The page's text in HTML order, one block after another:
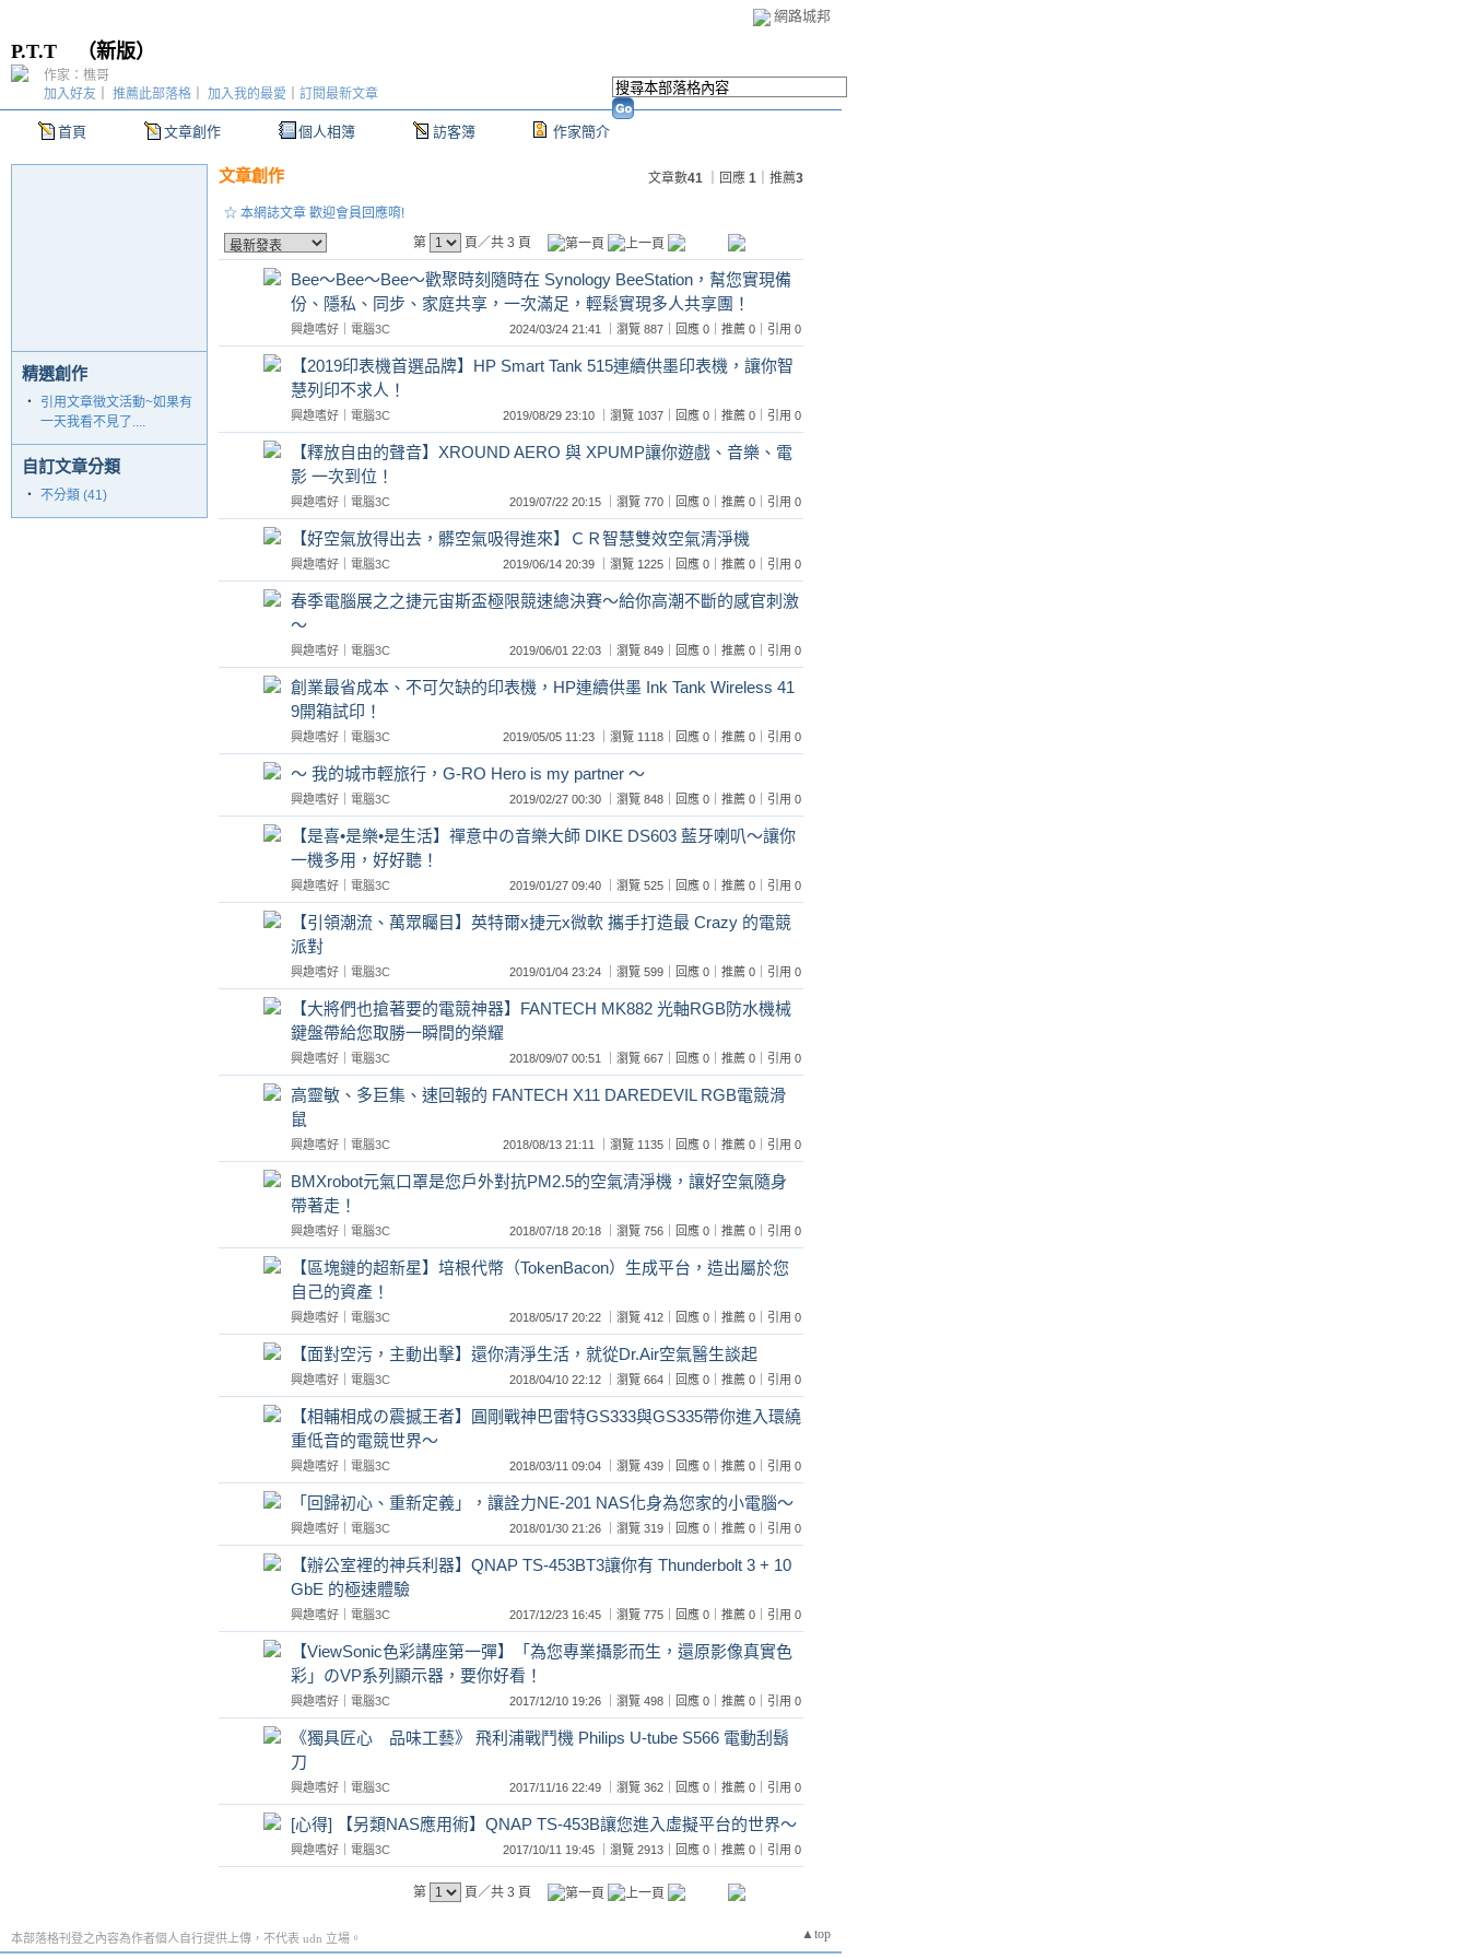
網路城邦
P.T.T （新版）
首頁 文章創作 個人相簿 訪客簿 作家簡介
加入好友 推薦此部落格 加入我的最愛 訂閱最新文章
作家：樵哥
精選創作
‧
引用文章徵文活動~如果有
一天我看不見了....
自訂文章分類
‧ 不分類 (41)
文章創作 文章數41 ｜回應 1 ｜推薦3
☆ 本網誌文章 歡迎會員回應唷!
第
頁／共 3 頁
Bee～Bee～Bee～歡聚時刻隨時在 Synology BeeStation，幫您實現備
份、隱私、同步、家庭共享，一次滿足，輕鬆實現多人共享團！
興趣嗜好 電腦3C 2024/03/24 21:41 ｜瀏覽 887｜回應 0｜推薦 0｜引用 0
【2019印表機首選品牌】HP Smart Tank 515連續供墨印表機，讓你智
慧列印不求人！
興趣嗜好 電腦3C 2019/08/29 23:10 ｜瀏覽 1037｜回應 0｜推薦 0｜引用 0
【釋放自由的聲音】XROUND AERO 與 XPUMP讓你遊戲、音樂、電
影 一次到位！
興趣嗜好 電腦3C 2019/07/22 20:15 ｜瀏覽 770｜回應 0｜推薦 0｜引用 0
【好空氣放得出去，髒空氣吸得進來】ＣＲ智慧雙效空氣清淨機
興趣嗜好 電腦3C 2019/06/14 20:39 ｜瀏覽 1225｜回應 0｜推薦 0｜引用 0
春季電腦展之之捷元宙斯盃極限競速總決賽～給你高潮不斷的感官刺激
～
興趣嗜好 電腦3C 2019/06/01 22:03 ｜瀏覽 849｜回應 0｜推薦 0｜引用 0
創業最省成本、不可欠缺的印表機，HP連續供墨 Ink Tank Wireless 41
9開箱試印！
興趣嗜好 電腦3C 2019/05/05 11:23 ｜瀏覽 1118｜回應 0｜推薦 0｜引用 0
～ 我的城市輕旅行，G-RO Hero is my partner ～
興趣嗜好 電腦3C 2019/02/27 00:30 ｜瀏覽 848｜回應 0｜推薦 0｜引用 0
【是喜•是樂•是生活】禪意中の音樂大師 DIKE DS603 藍牙喇叭～讓你
一機多用，好好聽！
興趣嗜好 電腦3C 2019/01/27 09:40 ｜瀏覽 525｜回應 0｜推薦 0｜引用 0
【引領潮流、萬眾矚目】英特爾x捷元x微軟 攜手打造最 Crazy 的電競
派對
興趣嗜好 電腦3C 2019/01/04 23:24 ｜瀏覽 599｜回應 0｜推薦 0｜引用 0
【大將們也搶著要的電競神器】FANTECH MK882 光軸RGB防水機械
鍵盤帶給您取勝一瞬間的榮耀
興趣嗜好 電腦3C 2018/09/07 00:51 ｜瀏覽 667｜回應 0｜推薦 0｜引用 0
高靈敏、多巨集、速回報的 FANTECH X11 DAREDEVIL RGB電競滑
鼠
興趣嗜好 電腦3C 2018/08/13 21:11 ｜瀏覽 1135｜回應 0｜推薦 0｜引用 0
BMXrobot元氣口罩是您戶外對抗PM2.5的空氣清淨機，讓好空氣隨身
帶著走！
興趣嗜好 電腦3C 2018/07/18 20:18 ｜瀏覽 756｜回應 0｜推薦 0｜引用 0
【區塊鏈的超新星】培根代幣（TokenBacon）生成平台，造出屬於您
自己的資產！
興趣嗜好 電腦3C 2018/05/17 20:22 ｜瀏覽 412｜回應 0｜推薦 0｜引用 0
【面對空污，主動出擊】還你清淨生活，就從Dr.Air空氣醫生談起
興趣嗜好 電腦3C 2018/04/10 22:12 ｜瀏覽 664｜回應 0｜推薦 0｜引用 0
【相輔相成の震撼王者】圓剛戰神巴雷特GS333與GS335帶你進入環繞
重低音的電競世界～
興趣嗜好 電腦3C 2018/03/11 09:04 ｜瀏覽 439｜回應 0｜推薦 0｜引用 0
「回歸初心、重新定義」，讓詮力NE-201 NAS化身為您家的小電腦～
興趣嗜好 電腦3C 2018/01/30 21:26 ｜瀏覽 319｜回應 0｜推薦 0｜引用 0
【辦公室裡的神兵利器】QNAP TS-453BT3讓你有 Thunderbolt 3 + 10
GbE 的極速體驗
興趣嗜好 電腦3C 2017/12/23 16:45 ｜瀏覽 775｜回應 0｜推薦 0｜引用 0
【ViewSonic色彩講座第一彈】「為您專業攝影而生，還原影像真實色
彩」のVP系列顯示器，要你好看！
興趣嗜好 電腦3C 2017/12/10 19:26 ｜瀏覽 498｜回應 0｜推薦 0｜引用 0
《獨具匠心 品味工藝》 飛利浦戰鬥機 Philips U-tube S566 電動刮鬍
刀
興趣嗜好 電腦3C 2017/11/16 22:49 ｜瀏覽 362｜回應 0｜推薦 0｜引用 0
[心得] 【另類NAS應用術】QNAP TS-453B讓您進入虛擬平台的世界～
興趣嗜好 電腦3C 2017/10/11 19:45 ｜瀏覽 2913｜回應 0｜推薦 0｜引用 0
第 頁／共 3 頁
▲top
本部落格刊登之內容為作者個人自行提供上傳，不代表 udn 立場。